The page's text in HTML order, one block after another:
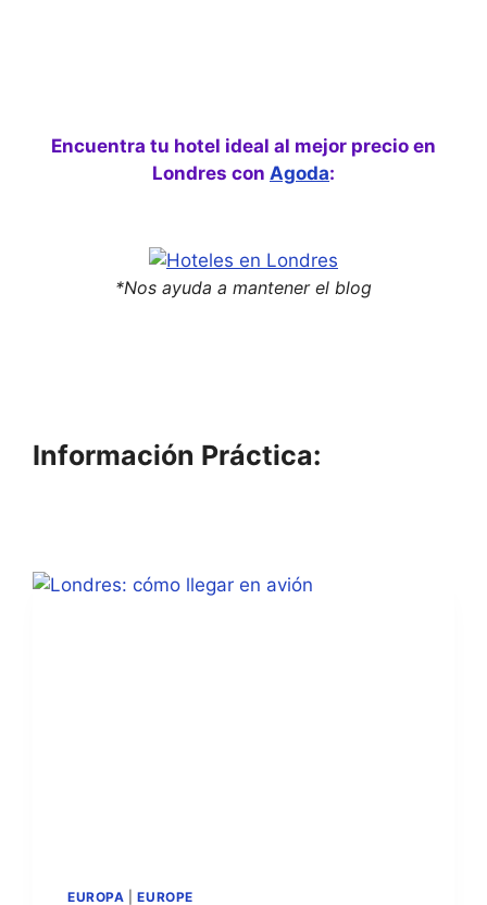
Encuentra tu hotel ideal al mejor precio en
Londres con Agoda:
*Nos ayuda a mantener el blog
Información Práctica:
EUROPA |EUROPE